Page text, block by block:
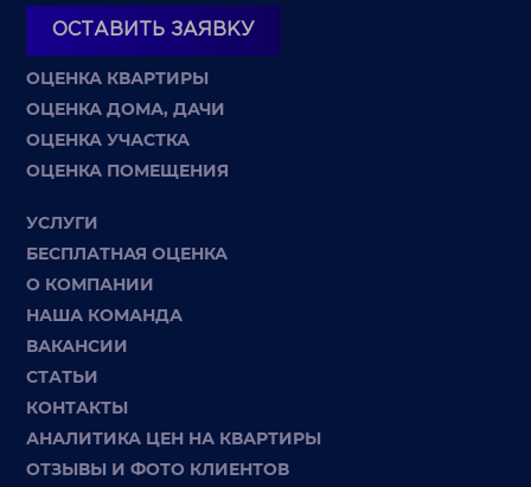
ОСТАВИТЬ ЗАЯВКУ
ОЦЕНКА КВАРТИРЫ
ОЦЕНКА ДОМА, ДАЧИ
ОЦЕНКА УЧАСТКА
ОЦЕНКА ПОМЕЩЕНИЯ
УСЛУГИ
БЕСПЛАТНАЯ ОЦЕНКА
О КОМПАНИИ
НАША КОМАНДА
ВАКАНСИИ
СТАТЬИ
КОНТАКТЫ
АНАЛИТИКА ЦЕН НА КВАРТИРЫ
ОТЗЫВЫ И ФОТО КЛИЕНТОВ